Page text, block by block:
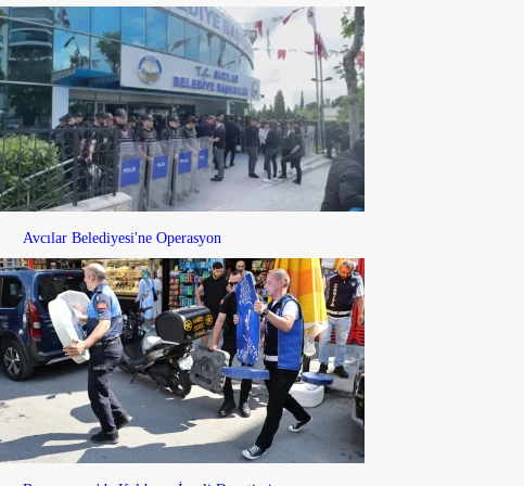
Avcılar Belediyesi'ne Operasyon